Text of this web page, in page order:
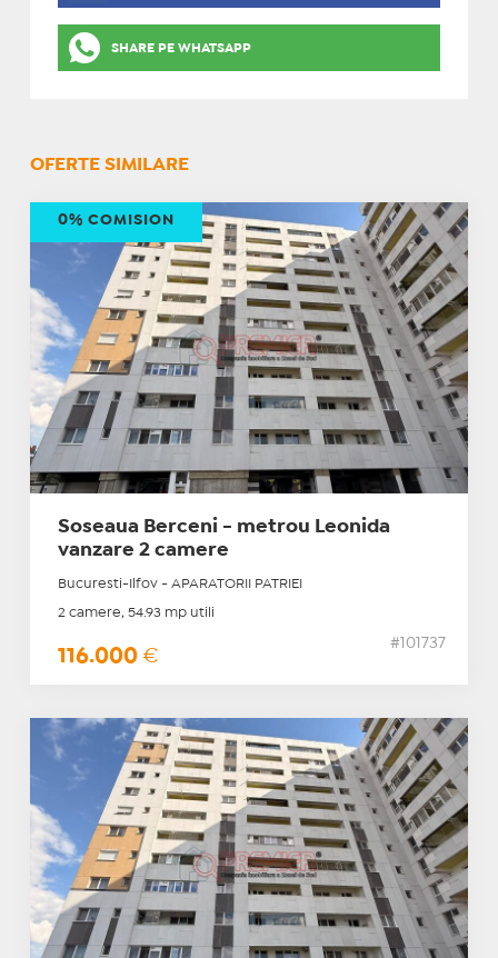
SHARE PE WHATSAPP
OFERTE SIMILARE
Soseaua Berceni - metrou Leonida
vanzare 2 camere
Bucuresti-Ilfov - APARATORII PATRIEI
2 camere, 54.93 mp utili
116.000 €
#101737
0% COMISION